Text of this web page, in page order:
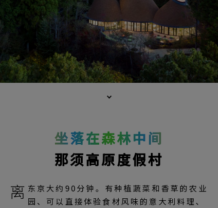
坐落在森林中间
那须高原度假村
离 东京大约90分钟。有种植蔬菜和香草的农业
园、可以直接体验食材风味的意大利料理、